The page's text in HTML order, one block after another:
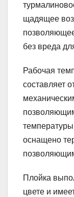
щадящее
без вреда
Рабочая
составляет
оснащено
Плойка
цвете и